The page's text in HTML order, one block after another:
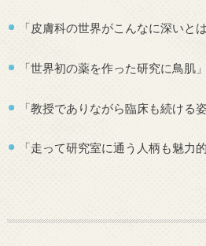
「皮膚科の世界がこんなに深いと
「世界初の薬を作った研究に鳥肌」
「教授でありながら臨床も続ける
「走って研究室に通う人柄も魅力的